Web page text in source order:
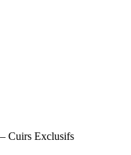
Cuirs Exclusifs